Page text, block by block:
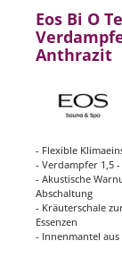
Eos Bi O
Anthrazit
- Flexible
- Verdampfer 1,5
- Akustische
Abschaltung
- Kräuterschale
Essenzen
- Innenmantel aus